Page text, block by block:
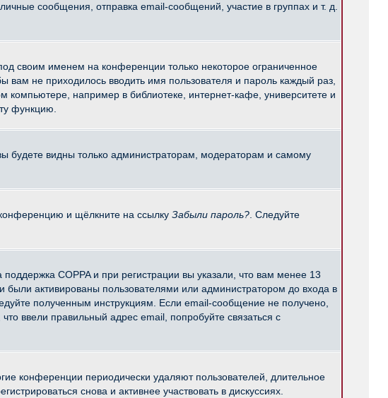
сообщения, отправка email-сообщений, участие в группах и т. д.
своим именем на конференции только некоторое ограниченное
вам не приходилось вводить имя пользователя и пароль каждый раз,
например в библиотеке, интернет-кафе, университете и
функцию.
будете видны только администраторам, модераторам и самому
и щёлкните на ссылку Забыли пароль? . Следуйте
COPPA и при регистрации вы указали, что вам менее 13
были активированы пользователями или администратором до входа в
полученным инструкциям. Если email-сообщение не получено,
ввели правильный адрес email, попробуйте связаться с
конференции периодически удаляют пользователей, длительное
снова и активнее участвовать в дискуссиях.